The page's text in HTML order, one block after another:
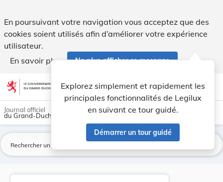
En poursuivant votre navigation vous acceptez que des
cookies soient utilisés afin d’améliorer votre expérience
utilisateur.
En savoir plus
Ne plus afficher ce message
Aller au contenu account_circle help Aide
Explorez simplement et rapidement les
principales fonctionnalités de Legilux
en suivant ce tour guidé.
Démarrer un tour guidé
light_mode dark_mode
Journal officiel
du Grand-Duché de Luxembourg